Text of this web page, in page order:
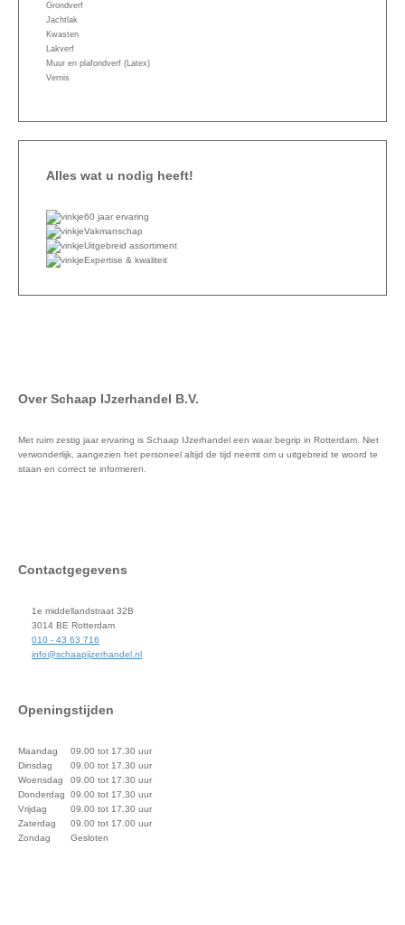
Grondverf
Jachtlak
Kwasten
Lakverf
Muur en plafondverf (Latex)
Vernis
Alles wat u nodig heeft!
60 jaar ervaring
Vakmanschap
Uitgebreid assortiment
Expertise & kwaliteit
Over Schaap IJzerhandel B.V.
Met ruim zestig jaar ervaring is Schaap IJzerhandel een waar begrip in Rotterdam. Niet
verwonderlijk, aangezien het personeel altijd de tijd neemt om u uitgebreid te woord te
staan en correct te informeren.
Contactgegevens
1e middellandstraat 32B
3014 BE Rotterdam
010 - 43 63 716
info@schaapijzerhandel.nl
Openingstijden
Maandag
09.00 tot 17.30 uur
Dinsdag
09.00 tot 17.30 uur
Woensdag
09.00 tot 17.30 uur
Donderdag 09.00 tot 17.30 uur
Vrijdag
09.00 tot 17.30 uur
Zaterdag
09.00 tot 17.00 uur
Zondag
Gesloten